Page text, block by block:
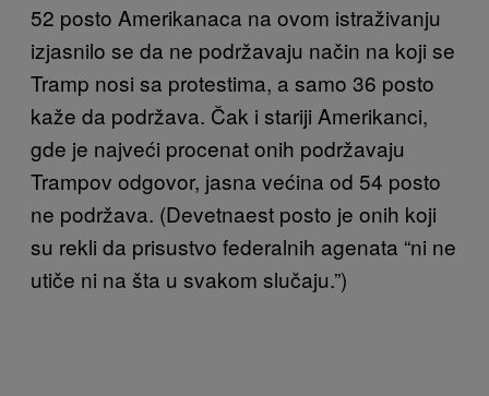
52 posto Amerikanaca na ovom istraživanju
izjasnilo se da ne podržavaju način na koji se
Tramp nosi sa protestima, a samo 36 posto
kaže da podržava. Čak i stariji Amerikanci,
gde je najveći procenat onih podržavaju
Trampov odgovor, jasna većina od 54 posto
ne podržava. (Devetnaest posto je onih koji
su rekli da prisustvo federalnih agenata “ni ne
utiče ni na šta u svakom slučaju.”)